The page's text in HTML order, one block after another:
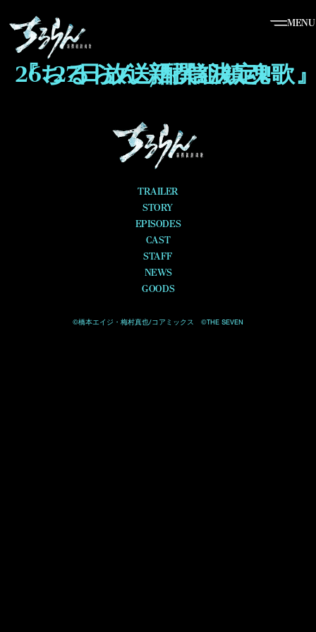
MENU
『ちるらん 新撰組鎮魂歌』3月26､27日放送/配信決定‼︎
TRAILER
STORY
EPISODES
CAST
STAFF
NEWS
GOODS
©橋本エイジ・梅村真也/コアミックス ©THE SEVEN